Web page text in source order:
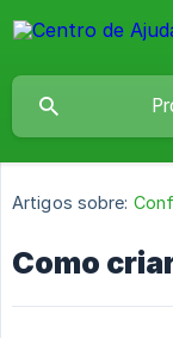
Artigos sobre:
Como